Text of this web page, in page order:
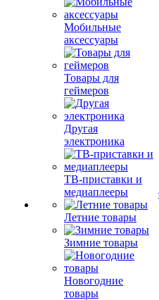
Мобильные
аксессуары
Товары для
геймеров
Другая
электроника
ТВ-приставки и
медиаплееры
Летние товары
Зимние товары
Новогодние
товары